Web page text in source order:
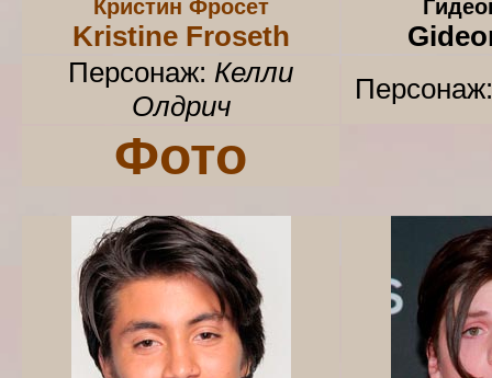
Кристин Фросет
Kristine Froseth
Персонаж: Келли
Олдрич
Фото